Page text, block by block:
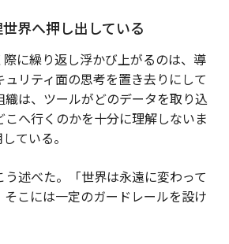
界へ押し出している
に繰り返し浮かび上がるのは、導
リティ面の思考を置き去りにして
織は、ツールがどのデータを取り込
へ行くのかを十分に理解しないま
ている。
述べた。「世界は永遠に変わって
こには一定のガードレールを設け